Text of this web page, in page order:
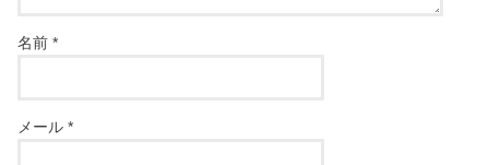
名前*
メール*